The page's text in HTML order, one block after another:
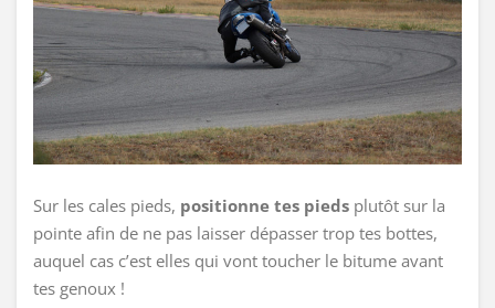
Sur les cales pieds, positionne tes pieds plutôt sur la
pointe afin de ne pas laisser dépasser trop tes bottes,
auquel cas c’est elles qui vont toucher le bitume avant
tes genoux !